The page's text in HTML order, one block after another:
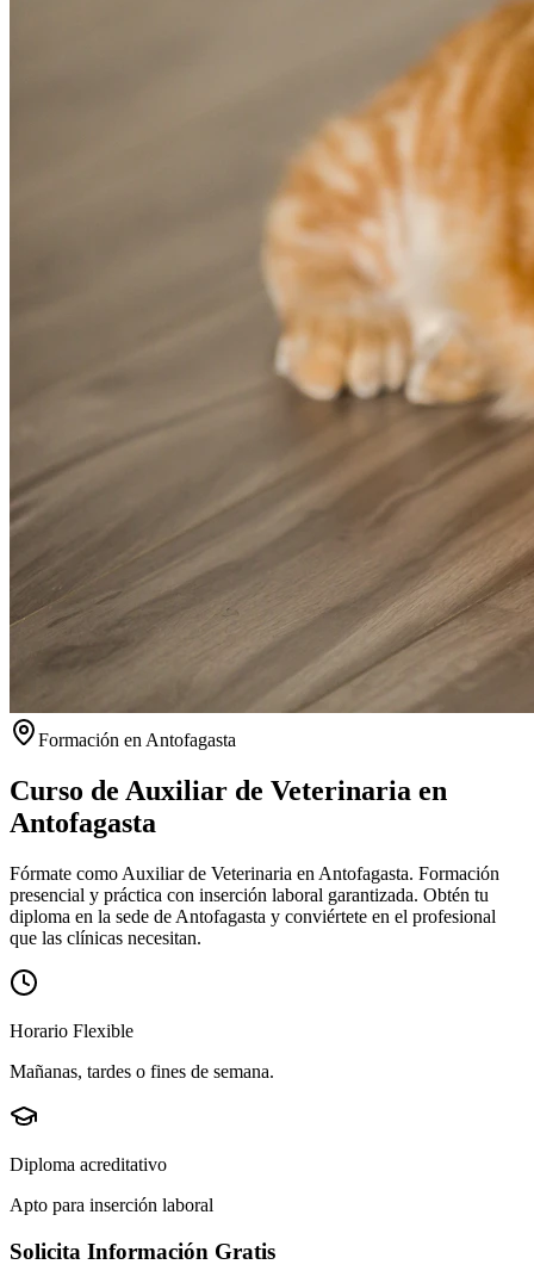
Formación en Antofagasta
Curso de Auxiliar de Veterinaria en
Antofagasta
Fórmate como Auxiliar de Veterinaria en Antofagasta. Formación
presencial y práctica con inserción laboral garantizada. Obtén tu
diploma en la sede de Antofagasta y conviértete en el profesional
que las clínicas necesitan.
Horario Flexible
Mañanas, tardes o fines de semana.
Diploma acreditativo
Apto para inserción laboral
Solicita Información Gratis